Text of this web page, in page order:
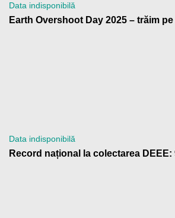
Data indisponibilă
Earth Overshoot Day 2025 – trăim
Data indisponibilă